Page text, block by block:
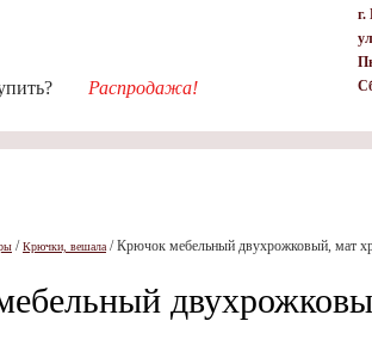
Распродажа!
г.
/Крючки, вешала/Крючок мебельный двухрожковый, мат